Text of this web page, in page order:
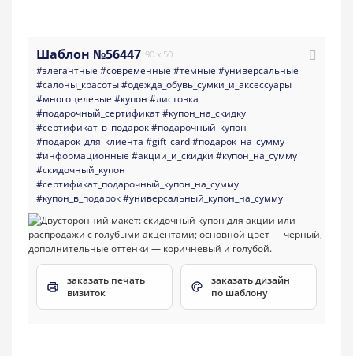
Шаблон №56447 90 x 50
#элегантные #современные #темные #универсальные
#салоны_красоты#одежда_обувь_сумки_и_аксессуары
#многоцелевые #купон #листовка
#подарочный_сертификат#купон_на_скидку
#сертификат_в_подарок#подарочный_купон
#подарок_для_клиента #gift_card#подарок_на_сумму
#информационные #акции_и_скидки #купон_на_сумму
#скидочный_купон
#сертификат_подарочный_купон_на_сумму
#купон_в_подарок#универсальный_купон_на_сумму
заказать печать
визиток
заказать дизайн
по шаблону